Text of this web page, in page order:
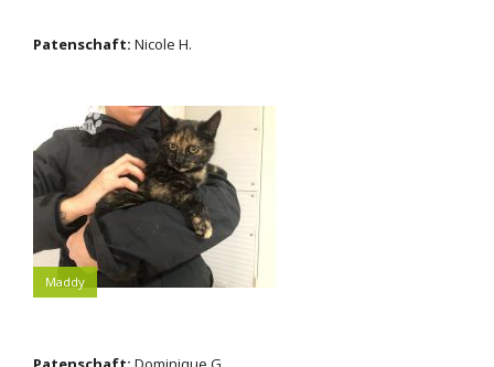
Patenschaft: Nicole H.
Maddy